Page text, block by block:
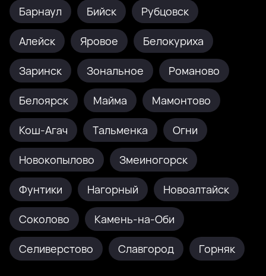
Барнаул Бийск Рубцовск
Алейск Яровое Белокуриха
Заринск Зональное Романово
Белоярск Майма Мамонтово
Кош-Агач Тальменка Огни
Новокопылово Змеиногорск
Фунтики Нагорный Новоалтайск
Соколово Камень-на-Оби
Селиверстово Славгород Горняк